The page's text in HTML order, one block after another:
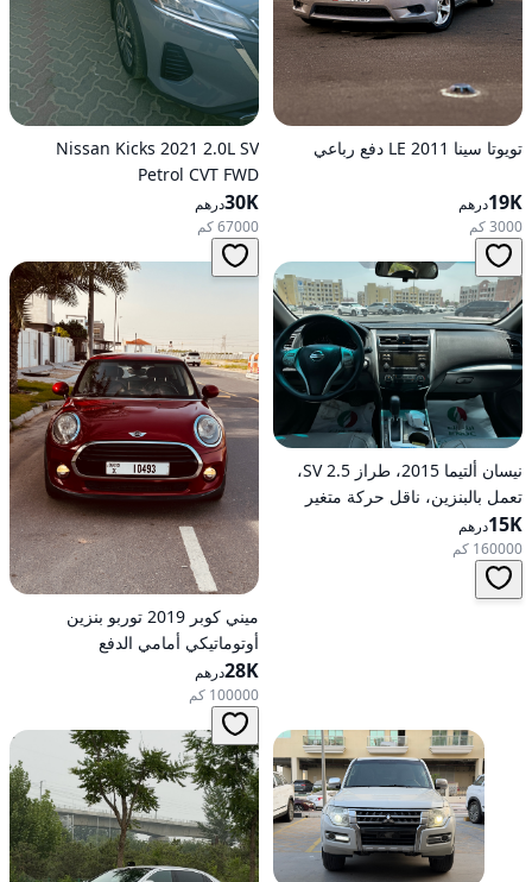
تويوتا سينا 2011 LE دفع رباعي
19Kدرهم
3000 كم
Nissan Kicks 2021 2.0L SV
Petrol CVT FWD
30Kدرهم
67000 كم
نيسان ألتيما 2015، طراز 2.5 SV،
تعمل بالبنزين، ناقل حركة متغير
مستمر (CVT)، دفع أمامي
15Kدرهم
160000 كم
ميني كوبر 2019 توربو بنزين
أوتوماتيكي أمامي الدفع
28Kدرهم
100000 كم